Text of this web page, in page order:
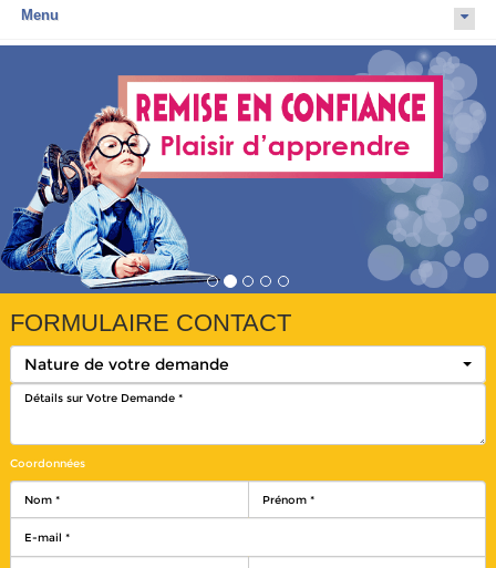
Menu
FORMULAIRE CONTACT
Nature de votre demande
Coordonnées